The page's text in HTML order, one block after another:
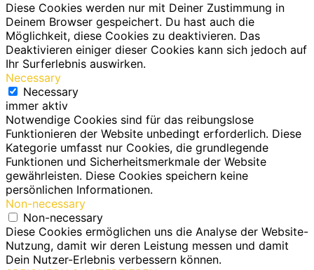
Diese Cookies werden nur mit Deiner Zustimmung in
Deinem Browser gespeichert. Du hast auch die
Möglichkeit, diese Cookies zu deaktivieren. Das
Deaktivieren einiger dieser Cookies kann sich jedoch auf
Ihr Surferlebnis auswirken.
Necessary
Necessary
immer aktiv
Notwendige Cookies sind für das reibungslose
Funktionieren der Website unbedingt erforderlich. Diese
Kategorie umfasst nur Cookies, die grundlegende
Funktionen und Sicherheitsmerkmale der Website
gewährleisten. Diese Cookies speichern keine
persönlichen Informationen.
Non-necessary
Non-necessary
Diese Cookies ermöglichen uns die Analyse der Website-
Nutzung, damit wir deren Leistung messen und damit
Dein Nutzer-Erlebnis verbessern können.